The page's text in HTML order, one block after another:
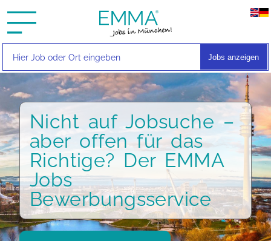
Jobs anzeigen
Nicht auf Jobsuche –
aber offen für das
Richtige? Der EMMA
Jobs
Bewerbungsservice